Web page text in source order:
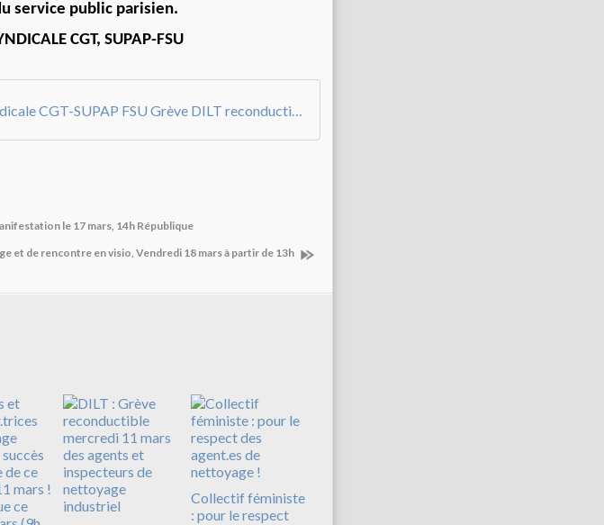
service public parisien.
CGT, SUPAP-FSU
le 17 mars, 14h République
et de rencontre en visio, Vendredi 18 mars à partir de 13h
Collectif féministe
: pour le respect